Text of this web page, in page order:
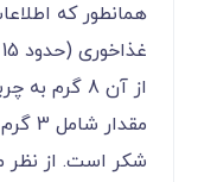
همانطور که
از آن 8 گرم